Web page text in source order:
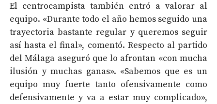
El centrocampista también entró a valorar al
equipo. «Durante todo el año hemos seguido una
trayectoria bastante regular y queremos seguir
así hasta el final», comentó. Respecto al partido
del Málaga aseguró que lo afrontan «con mucha
ilusión y muchas ganas». «Sabemos que es un
equipo muy fuerte tanto ofensivamente como
defensivamente y va a estar muy complicado»,